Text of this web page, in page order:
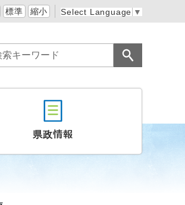
標準 縮小 Select Language ▼
県政情報